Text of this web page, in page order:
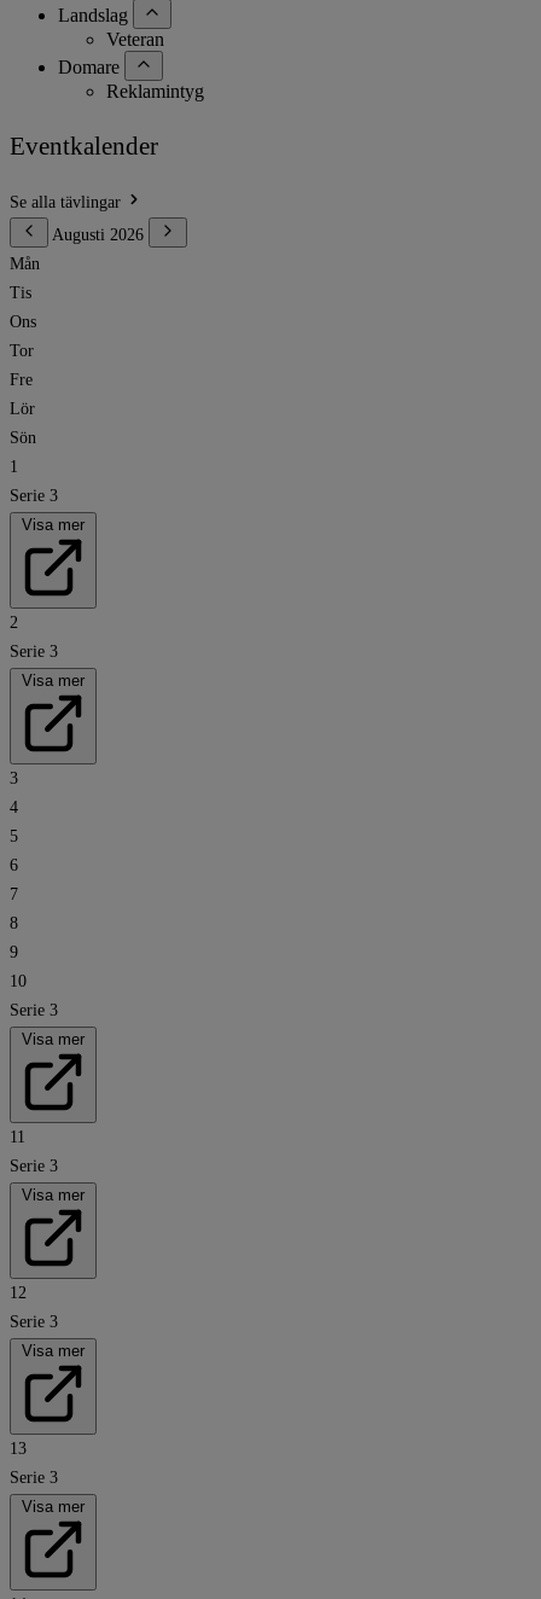
Landslag
Veteran
Domare
Reklamintyg
Eventkalender
Se alla tävlingar
Augusti 2026
Mån
Tis
Ons
Tor
Fre
Lör
Sön
1
Serie 3
Visa mer
2
Serie 3
Visa mer
3
4
5
6
7
8
9
10
Serie 3
Visa mer
11
Serie 3
Visa mer
12
Serie 3
Visa mer
13
Serie 3
Visa mer